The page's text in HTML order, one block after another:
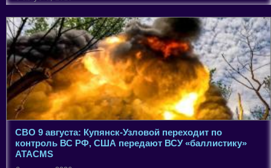
СВО 9 августа: Купянск-Узловой переходит по
контроль ВС РФ, США передают ВСУ «баллистику»
ATACMS